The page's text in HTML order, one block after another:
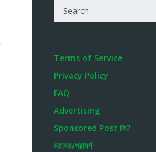
Terms of Service
Privacy Policy
FAQ
Advertising
Sponsored Post কি?
মতামত/পরামর্শ